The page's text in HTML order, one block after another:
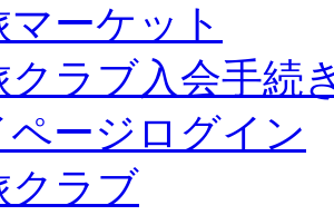
マーケット
クラブ入会手続
ージログイン
クラブ